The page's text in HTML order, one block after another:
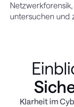
untersuchen und
Klarheit im